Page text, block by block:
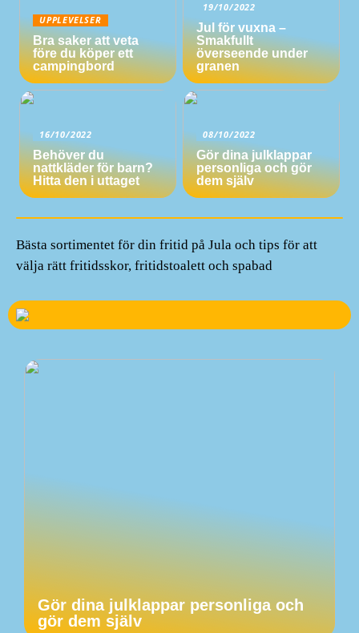
UPPLEVELSER
Bra saker att veta
före du köper ett
campingbord
19/10/2022
Jul för vuxna –
Smakfullt
överseende under
granen
16/10/2022
Behöver du
nattkläder för barn?
Hitta den i uttaget
08/10/2022
Gör dina julklappar
personliga och gör
dem själv
Bästa sortimentet för din fritid på Jula och tips för att
välja rätt fritidsskor, fritidstoalett och spabad
Gör dina julklappar personliga och
gör dem själv